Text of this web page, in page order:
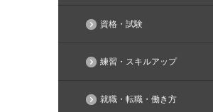
資格・試験
練習・スキルアップ
就職・転職・働き方